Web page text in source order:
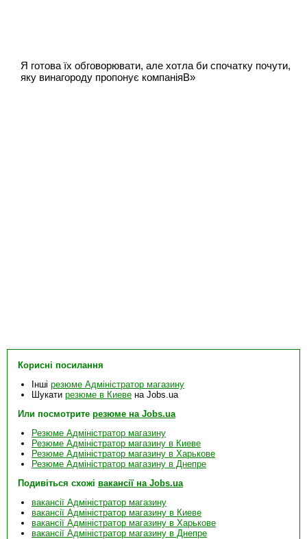
Я готова їх обговорювати, але хотла би спочатку почути,
яку винагороду пропонує компаніяВ»
Корисні посилання
Інші резюме Адміністратор магазину
Шукати резюме в Киеве на Jobs.ua
Или посмотрите резюме на Jobs.ua
Резюме Адміністратор магазину
Резюме Адміністратор магазину в Киеве
Резюме Адміністратор магазину в Харькове
Резюме Адміністратор магазину в Днепре
Подивіться схожі вакансії на Jobs.ua
вакансії Адміністратор магазину
вакансії Адміністратор магазину в Киеве
вакансії Адміністратор магазину в Харькове
вакансії Адміністратор магазину в Днепре